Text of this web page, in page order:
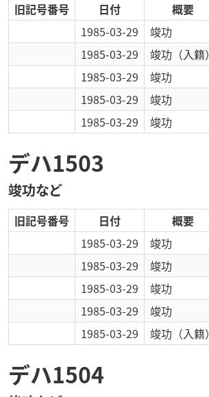
旧記号番号 日付 概要
1985-03-29
竣功
1985-03-29
竣功 （入籍）
1985-03-29
竣功
1985-03-29
竣功
1985-03-29
竣功
デハ1503
竣功など
旧記号番号 日付 概要
1985-03-29
竣功
1985-03-29
竣功
1985-03-29
竣功
1985-03-29
竣功
1985-03-29
竣功 （入籍）
デハ1504